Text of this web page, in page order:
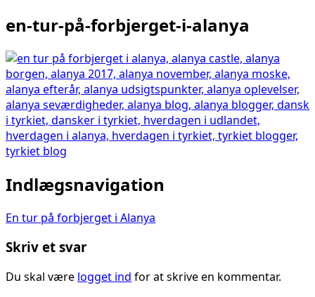
en-tur-på-forbjerget-i-alanya
Indlægsnavigation
En tur på forbjerget i Alanya
Skriv et svar
Du skal være logget ind for at skrive en kommentar.